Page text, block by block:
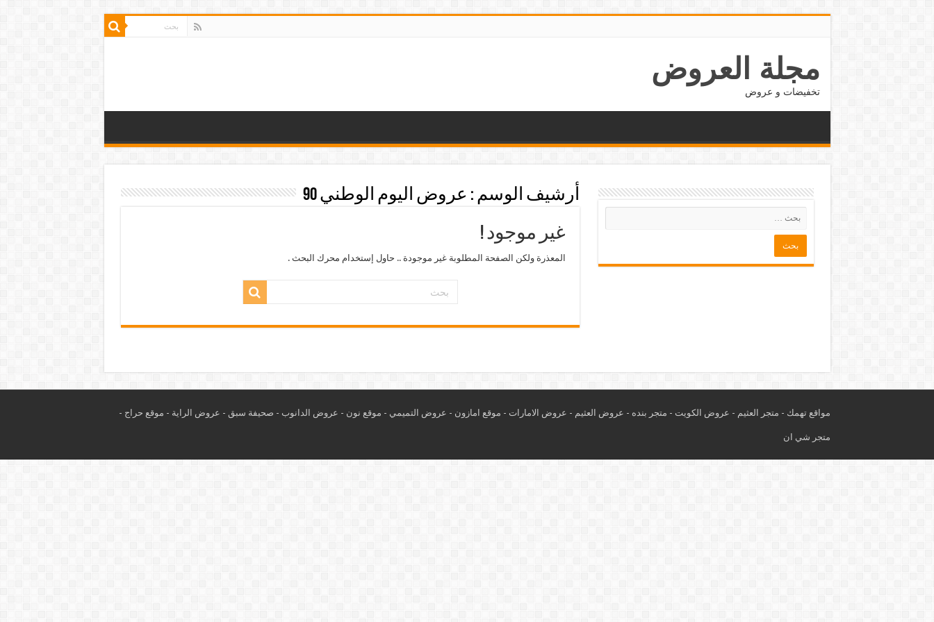
مجلة العروض
تخفيضات و عروض
أرشيف الوسم : عروض اليوم الوطني 90
غير موجود !
المعذرة ولكن الصفحة المطلوبة غير موجودة .. حاول إستخدام محرك البحث .
مواقع تهمك - متجر العثيم - عروض الكويت - متجر بنده - عروض العثيم - عروض الامارات - موقع امازون - عروض التميمي - موقع نون - عروض الدانوب - صحيفة سبق - عروض الراية - موقع حراج -
متجر شي ان